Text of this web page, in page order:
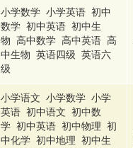
小学数学 小学英语 初中
数学 初中英语 初中生
物 高中数学 高中英语 高
中生物 英语四级 英语六
级
小学语文 小学数学 小学
英语 初中语文 初中数
学 初中英语 初中物理 初
中化学 初中地理 初中生